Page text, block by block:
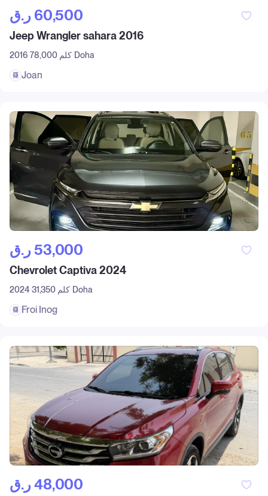
ر.ق‎ 60,500
Jeep Wrangler sahara 2016
2016 78,000 كلم Doha
Joan
ر.ق‎ 53,000
Chevrolet Captiva 2024
2024 31,350 كلم Doha
Froi Inog
ر.ق‎ 48,000